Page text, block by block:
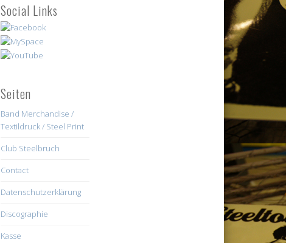
Social Links
Seiten
Band Merchandise /
Textildruck / Steel Print
Club Steelbruch
Contact
Datenschutzerklärung
Discographie
Kasse